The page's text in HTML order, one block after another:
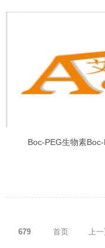
Boc-PEG生物素
679 首页 上